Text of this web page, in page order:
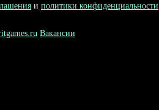
и политики конфиденциальности
Вакансии